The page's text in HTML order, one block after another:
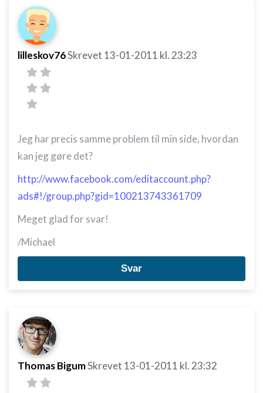
lilleskov76Skrevet 13-01-2011 kl. 23:23
Jeg har precis samme problem til min side, hvordan
kan jeg gøre det?
http://www.facebook.com/editaccount.php?
ads#!/group.php?gid=100213743361709
Meget glad for svar!
/Michael
Svar
Thomas BigumSkrevet 13-01-2011 kl. 23:32